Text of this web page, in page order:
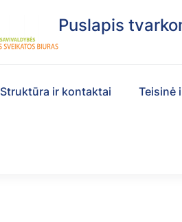
Puslapis
Struktūra ir kontaktai Teisinė